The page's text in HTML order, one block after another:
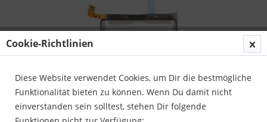
Cookie-Richtlinien
Diese Website verwendet Cookies, um Dir die bestmögliche
Funktionalität bieten zu können. Wenn Du damit nicht
einverstanden sein solltest, stehen Dir folgende